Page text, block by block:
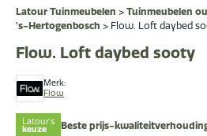
Latour Tuinmeubelen > Tuinmeubelen
's-Hertogenbosch > Flow. Loft daybed
Merk:
Flow
Flow. Loft daybed sooty
Latour's
keuze Beste prijs-